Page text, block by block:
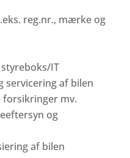
reg.nr., mærke og
IT
servicering af bilen
mv.
og
af bilen